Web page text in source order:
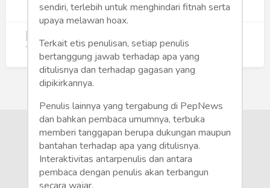
240
5 Perluas Distribusi Manfaat APBN
214
sendiri, terlebih untuk menghindari fitnah serta
upaya melawan hoax.
Terkait etis penulisan, setiap penulis
bertanggung jawab terhadap apa yang
ditulisnya dan terhadap gagasan yang
dipikirkannya.
Penulis lainnya yang tergabung di PepNews
dan bahkan pembaca umumnya, terbuka
memberi tanggapan berupa dukungan maupun
bantahan terhadap apa yang ditulisnya.
Interaktivitas antarpenulis dan antara
pembaca dengan penulis akan terbangun